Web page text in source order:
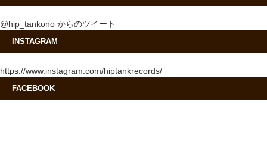
@hip_tankono からのツイート
INSTAGRAM
https://www.instagram.com/hiptankrecords/
FACEBOOK